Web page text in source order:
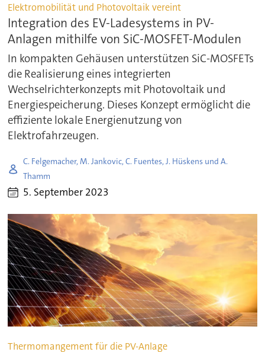
Elektromobilität und Photovoltaik vereint
Integration des EV-Ladesystems in PV-
Anlagen mithilfe von SiC-MOSFET-Modulen
In kompakten Gehäusen unterstützen SiC-MOSFETs
die Realisierung eines integrierten
Wechselrichterkonzepts mit Photovoltaik und
Energiespeicherung. Dieses Konzept ermöglicht die
effiziente lokale Energienutzung von
Elektrofahrzeugen.
C. Felgemacher, M. Jankovic, C. Fuentes, J. Hüskens und A.
Thamm
5. September 2023
Thermomangement für die PV-Anlage